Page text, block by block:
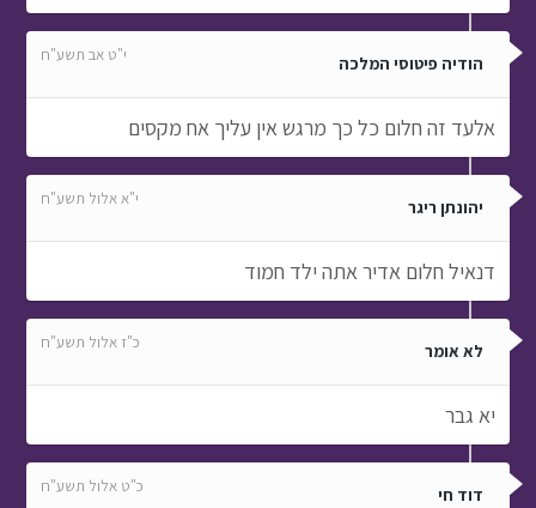
הודיה פיטוסי המלכה י"ט אב תשע"ח
אלעד זה חלום כל כך מרגש אין עליך אח מקסים
יהונתן ריגר י"א אלול תשע"ח
דנאיל חלום אדיר אתה ילד חמוד
לא אומר כ"ז אלול תשע"ח
יא גבר
דוד חי כ"ט אלול תשע"ח